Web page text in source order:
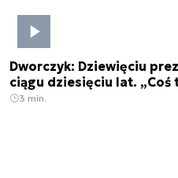
Dworczyk: Dziewięciu
ciągu dziesięciu lat. „Coś
3 min.